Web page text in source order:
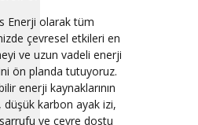
Enerji olarak tüm
çevresel etkileri en
ve uzun vadeli enerji
ön planda tutuyoruz.
enerji kaynaklarının
düşük karbon ayak izi,
ve çevre dostu